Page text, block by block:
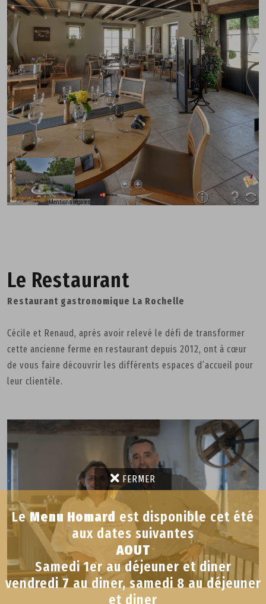
Le Restaurant
Restaurant gastronomique La Rochelle
Cécile et Renaud, après avoir relevé le défi de transformer
cette ancienne ferme en restaurant depuis 2012, ont à cœur
de vous faire découvrir les différents espaces d’accueil pour
leur clientèle.
FERMER
LeMenu Homard est disponible cet été
aux dates suivantes
AOUT
Samedi 1er au déjeuner et diner
vendredi 7 au diner, samedi 8 au déjeuner
et diner